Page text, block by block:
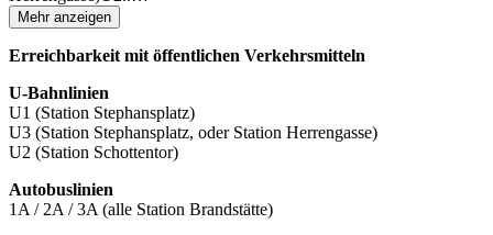
Mehr anzeigen
Erreichbarkeit mit öffentlichen Verkehrsmitteln
U-Bahnlinien
U1 (Station Stephansplatz)
U3 (Station Stephansplatz, oder Station Herrengasse)
U2 (Station Schottentor)
Autobuslinien
1A / 2A / 3A (alle Station Brandstätte)